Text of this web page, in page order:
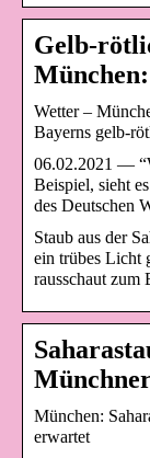
Gelb-
Wetter –
Bayerns gelb-
06.02.2021 —
Beispiel, sieht
des Deutschen
Staub aus der
ein trübes Licht
rausschaut
München:
erwartet